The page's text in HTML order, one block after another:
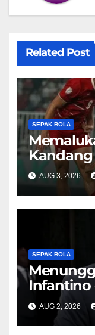
Related Post
SEPAK BOLA
Kandang
Sayur
AUG 3, 2026
SEPAK BOLA
Infantino
AUG 2, 2026